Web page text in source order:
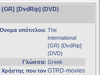
[DvdRip] (DVD)
Όνομα υπότιτλου: The
International
{GR} [DvdRip]
(DVD)
Γλώσσα: Greek
Χρήστης που τον GTRD-movies